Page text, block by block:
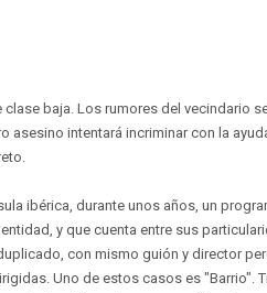
baja. Los rumores del vecindario
intentará incriminar con la
ibérica, durante unos años, un
y que cuenta entre sus
con mismo guión y director
Uno de estos casos es "Barrio".